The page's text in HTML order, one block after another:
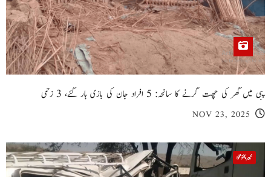
پبی میں گھر کی چھت گرنے کا سانحہ: 5 افراد جان کی بازی ہار گئے، 3 زخمی
NOV 23, 2025
خیبر پختونخوا